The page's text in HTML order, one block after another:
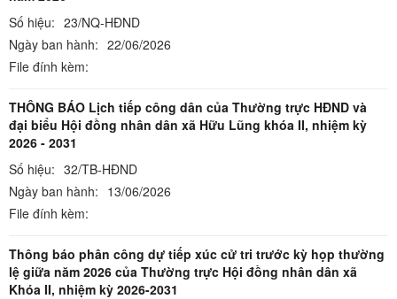
Số hiệu: 23/NQ-HĐND
Ngày ban hành: 22/06/2026
File đính kèm:
THÔNG BÁO Lịch tiếp công dân của Thường trực HĐND và
đại biểu Hội đồng nhân dân xã Hữu Lũng khóa II, nhiệm kỳ
2026 - 2031
Số hiệu: 32/TB-HĐND
Ngày ban hành: 13/06/2026
File đính kèm:
Thông báo phân công dự tiếp xúc cử tri trước kỳ họp thường
lệ giữa năm 2026 của Thường trực Hội đồng nhân dân xã
Khóa II, nhiệm kỳ 2026-2031